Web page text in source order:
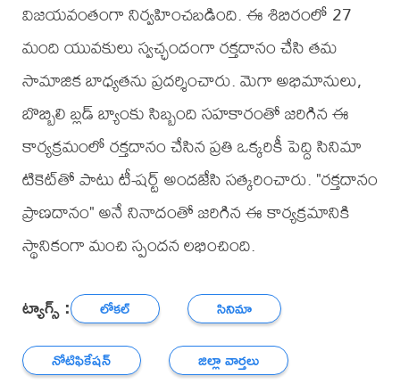
విజయవంతంగా నిర్వహించబడింది. ఈ శిబిరంలో 27
మంది యువకులు స్వచ్ఛందంగా రక్తదానం చేసి తమ
సామాజిక బాధ్యతను ప్రదర్శించారు. మెగా అభిమానులు,
బొబ్బిలి బ్లడ్ బ్యాంకు సిబ్బంది సహకారంతో జరిగిన ఈ
కార్యక్రమంలో రక్తదానం చేసిన ప్రతి ఒక్కరికీ పెద్ది సినిమా
టికెట్‌తో పాటు టీ-షర్ట్ అందజేసి సత్కరించారు. "రక్తదానం
ప్రాణదానం" అనే నినాదంతో జరిగిన ఈ కార్యక్రమానికి
స్థానికంగా మంచి స్పందన లభించింది.
ట్యాగ్స్ : లోకల్
సినిమా
నోటిఫికేషన్
జిల్లా వార్తలు